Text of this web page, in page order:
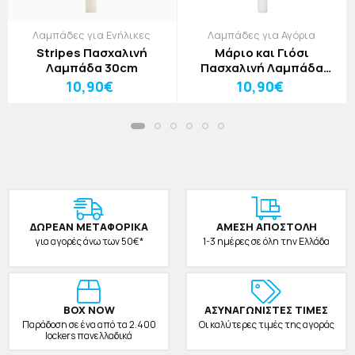
Λαμπάδες για Ενήλικες
Stripes Πασχαλινή
Λαμπάδα 30cm
10,90€
Λαμπάδες για Αγόρια
Μάριο και Γιόσι
Πασχαλινή Λαμπάδα
30cm
10,90€
ΔΩΡΕAΝ ΜΕΤΑΦΟΡΙΚΑ
για αγορές άνω των 50€*
ΑΜΕΣΗ ΑΠΟΣΤΟΛΗ
1-3 ημέρες σε όλη την Ελλάδα
BOX NOW
Παράδοση σε ένα από τα 2.400
lockers πανελλαδικά
ΑΣΥΝΑΓΩΝΙΣΤΕΣ ΤΙΜΕΣ
Οι καλύτερες τιμές της αγοράς